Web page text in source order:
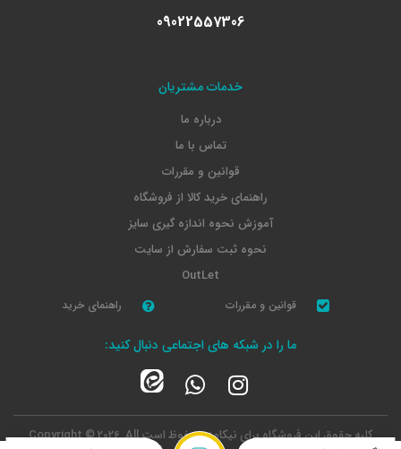
09022557306
خدمات مشتریان
درباره ما
تماس با ما
قوانین و مقررات
راهنمای خرید کالا از فروشگاه
آموزش نحوه اندازه گیری سایز
نحوه ثبت سفارش از سایت
OutLet
قوانین و مقررات راهنمای خرید
ما را در شبکه های اجتماعی دنبال کنید:
کلیه حقوق این فروشگاه برای نیکامد محفوظ استCopyright © 2026, All